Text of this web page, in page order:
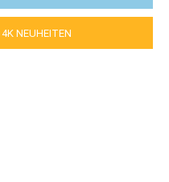
NEUHEITEN